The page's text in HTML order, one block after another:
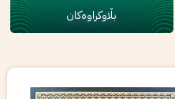
بڵاوکراوەکان